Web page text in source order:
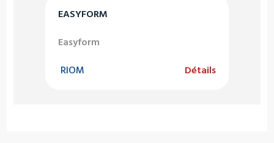
EASYFORM
Easyform
RIOM Détails